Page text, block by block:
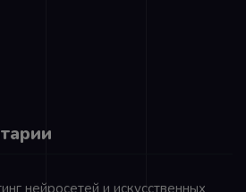
нейросетей и искусственных